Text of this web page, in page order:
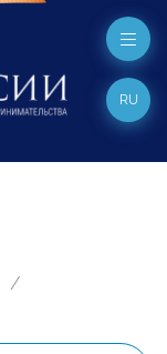
RU